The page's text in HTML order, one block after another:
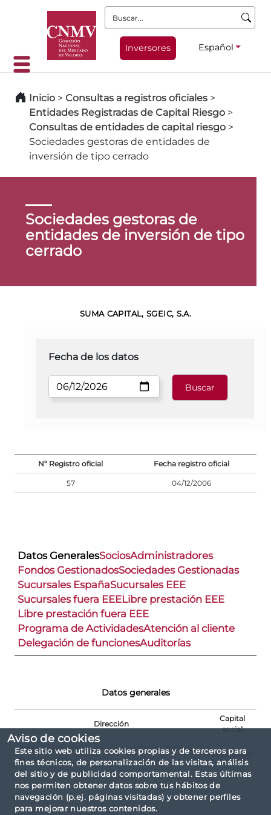
Aviso de cookies
Este sitio web utiliza cookies propias y de terceros para
fines técnicos, de personalización de las visitas, análisis
del sitio y de publicidad comportamental. Estas últimas
nos permiten obtener datos sobre tus hábitos de
navegación (p.ej. páginas visitadas) y obtener perfiles
para mejorar nuestros contenidos.
Buscar:
Inversores Español
Inicio > Consultas a registros oficiales >
Entidades Registradas de Capital Riesgo >
Consultas de entidades de capital riesgo >
Sociedades gestoras de entidades de
inversión de tipo cerrado
Sociedades gestoras de
entidades de inversión de tipo
cerrado
SUMA CAPITAL, SGEIC, S.A.
Fecha de los datos
Nº Registro oficial Fecha registro oficial
57 04/12/2006
Datos GeneralesSociosAdministradores
Fondos GestionadosSociedades Gestionadas
Sucursales EspañaSucursales EEE
Sucursales fuera EEELibre prestación EEE
Libre prestación fuera EEE
Programa de ActividadesAtención al cliente
Delegación de funcionesAuditorías
Datos generales
Dirección
Capital
social
AVDA DIAGONAL 640 5º F - 08017 BARCELONA
(BARCELONA)
300.000,00